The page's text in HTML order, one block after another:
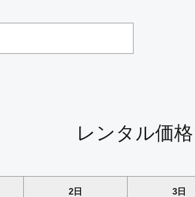
レンタル価格
2日 3日